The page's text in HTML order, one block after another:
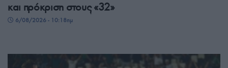
και πρόκριση στους «32»
6/08/2026 - 10:18πμ